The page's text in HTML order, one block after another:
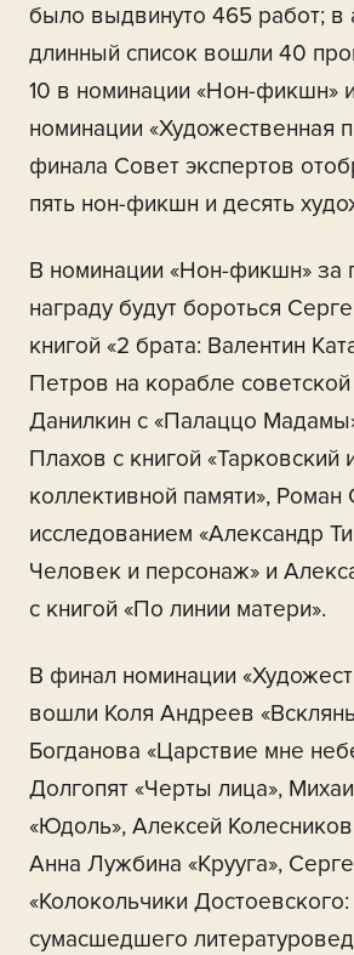
было выдвинуто 465 работ; в
длинный список вошли 40
10 в номинации «Нон-фикшн»
номинации «Художественная
финала Совет экспертов
пять нон-фикшн и десять
В номинации «Нон-фикшн» за
награду будут бороться
книгой «2 брата: Валентин
Петров на корабле
Данилкин с «Палаццо
Плахов с книгой
коллективной памяти», Роман
исследованием «Александр
Человек и персонаж» и
с книгой «По линии матери».
В финал номинации
вошли Коля Андреев
Богданова «Царствие мне
Долгопят «Черты лица»,
«Юдоль», Алексей
Анна Лужбина «Крууга»,
«Колокольчики Достоевского:
сумасшедшего